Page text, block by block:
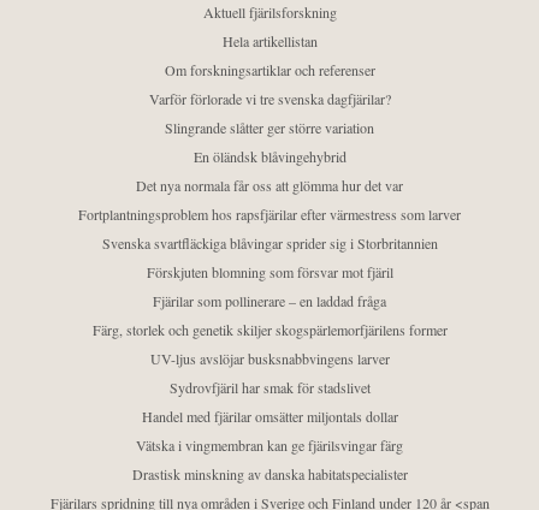
Aktuell fjärilsforskning
Hela artikellistan
Om forskningsartiklar och referenser
Varför förlorade vi tre svenska dagfjärilar?
Slingrande slåtter ger större variation
En öländsk blåvingehybrid
Det nya normala får oss att glömma hur det var
Fortplantningsproblem hos rapsfjärilar efter värmestress som larver
Svenska svartfläckiga blåvingar sprider sig i Storbritannien
Förskjuten blomning som försvar mot fjäril
Fjärilar som pollinerare – en laddad fråga
Färg, storlek och genetik skiljer skogspärlemorfjärilens former
UV-ljus avslöjar busksnabbvingens larver
Sydrovfjäril har smak för stadslivet
Handel med fjärilar omsätter miljontals dollar
Vätska i vingmembran kan ge fjärilsvingar färg
Drastisk minskning av danska habitatspecialister
Fjärilars spridning till nya områden i Sverige och Finland under 120 år <span